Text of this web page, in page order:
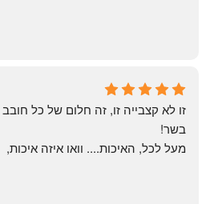
May Azulay
a month ago
בשר!